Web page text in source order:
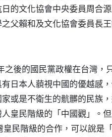
的文化協會中央委員周合
父賴和及文化協會委員長
後的國民黨政權在台灣，
日本人藐視中國的優越感
或是不衛生的骯髒的民族
人皇民階級的「中國觀」。
民階級的合作，可以說是